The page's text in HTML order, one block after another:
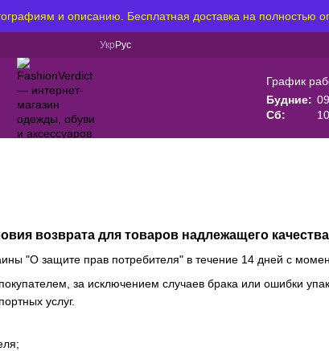
и описанию. Бесплатная доставка на полностью
Укр Рус
График
Будние:
Сб:
возврата для товаров надлежащего качества
"О защите прав потребителя" в течение 14 дней с
за исключением случаев брака или ошибки
услуг.